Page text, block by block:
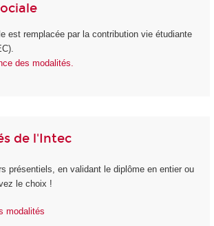
est remplacée par la contribution vie étudiante
des modalités.
de l'Intec
présentiels, en validant le diplôme en entier ou
le choix !
modalités